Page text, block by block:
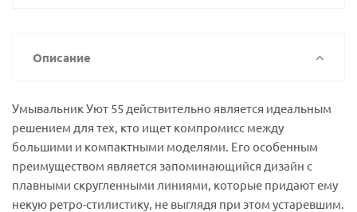
Описание
Умывальник Уют 55 действительно является идеальным
решением для тех, кто ищет компромисс между
большими и компактными моделями. Его особенным
преимуществом является запоминающийся дизайн с
плавными скругленными линиями, которые придают ему
некую ретро-стилистику, не выглядя при этом устаревшим.